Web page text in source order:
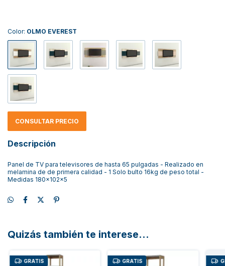
Color: OLMO EVEREST
CONSULTAR PRECIO
Descripción
Panel de TV para televisores de hasta 65 pulgadas - Realizado en
melamina de de primera calidad - 1 Solo bulto 16kg de peso total -
Medidas 180x102x5
Quizás también te interese...
GRATIS GRATIS